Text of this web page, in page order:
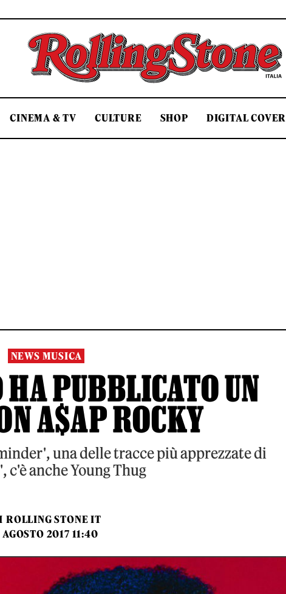
Rolling Stone Italia
CINEMA & TV CULTURE SHOP DIGITAL COVER
NEWS MUSICA
PUBBLICATO UN
A$AP ROCKY
una delle tracce più apprezzate di
c'è anche Young Thug
ROLLING STONE IT
AGOSTO 2017 11:40